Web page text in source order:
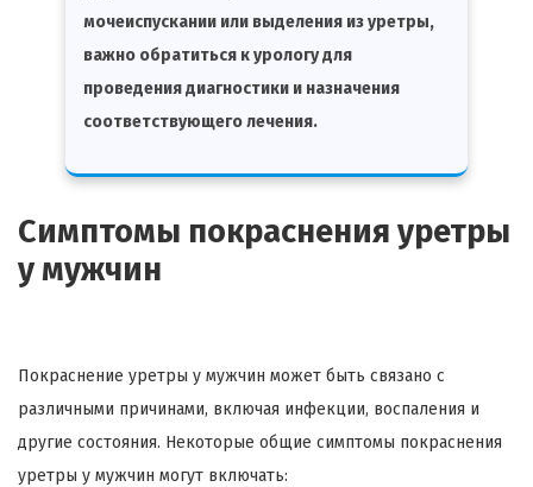
мочеиспускании или выделения из уретры,
важно обратиться к урологу для
проведения диагностики и назначения
соответствующего лечения.
Симптомы покраснения уретры
у мужчин
Покраснение уретры у мужчин может быть связано с
различными причинами, включая инфекции, воспаления и
другие состояния. Некоторые общие симптомы покраснения
уретры у мужчин могут включать: